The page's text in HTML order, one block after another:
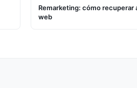
Remarketing: cómo recuperar
web